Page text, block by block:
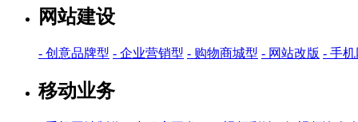
网站建设
- 创意品牌型 - 企业营销型 - 购物商城型 - 网站改版 - 手
移动业务